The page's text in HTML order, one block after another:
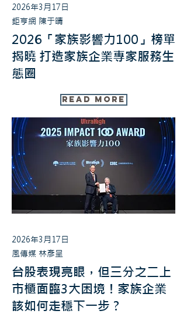
2026年3月17日
鉅亨網 陳于晴
2026「家族影響力100」榜單
揭曉 打造家族企業專家服務生
態圈
Read More
2026年3月17日
風傳媒 林彥呈
台股表現亮眼，但三分之二上
市櫃面臨3大困境！家族企業
該如何走穩下一步？